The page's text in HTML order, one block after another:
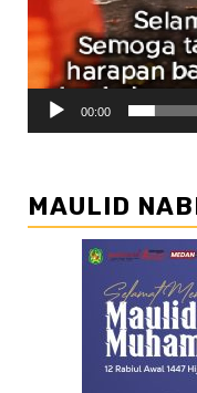
00:00
MAULID